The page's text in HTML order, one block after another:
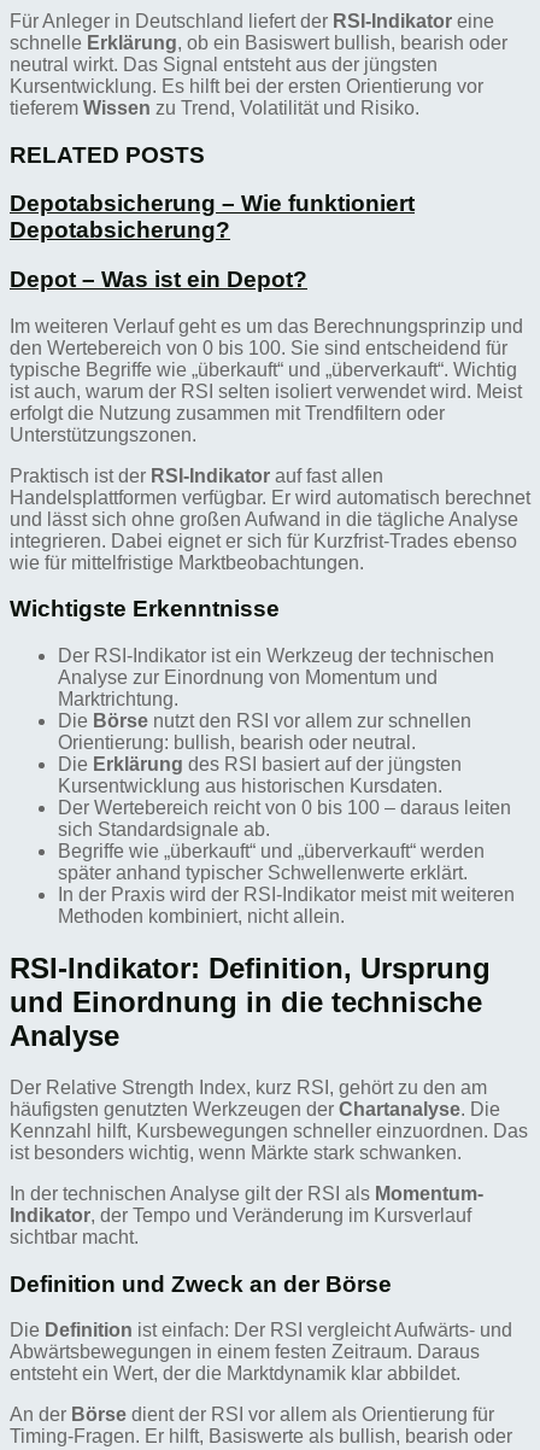
Für Anleger in Deutschland liefert der RSI-Indikator eine
schnelle Erklärung, ob ein Basiswert bullish, bearish oder
neutral wirkt. Das Signal entsteht aus der jüngsten
Kursentwicklung. Es hilft bei der ersten Orientierung vor
tieferem Wissen zu Trend, Volatilität und Risiko.
RELATED POSTS
Depotabsicherung – Wie funktioniert
Depotabsicherung?
Depot – Was ist ein Depot?
Im weiteren Verlauf geht es um das Berechnungsprinzip und
den Wertebereich von 0 bis 100. Sie sind entscheidend für
typische Begriffe wie „überkauft“ und „überverkauft“. Wichtig
ist auch, warum der RSI selten isoliert verwendet wird. Meist
erfolgt die Nutzung zusammen mit Trendfiltern oder
Unterstützungszonen.
Praktisch ist der RSI-Indikator auf fast allen
Handelsplattformen verfügbar. Er wird automatisch berechnet
und lässt sich ohne großen Aufwand in die tägliche Analyse
integrieren. Dabei eignet er sich für Kurzfrist-Trades ebenso
wie für mittelfristige Marktbeobachtungen.
Wichtigste Erkenntnisse
Der RSI-Indikator ist ein Werkzeug der technischen
Analyse zur Einordnung von Momentum und
Marktrichtung.
Die Börse nutzt den RSI vor allem zur schnellen
Orientierung: bullish, bearish oder neutral.
Die Erklärung des RSI basiert auf der jüngsten
Kursentwicklung aus historischen Kursdaten.
Der Wertebereich reicht von 0 bis 100 – daraus leiten
sich Standardsignale ab.
Begriffe wie „überkauft“ und „überverkauft“ werden
später anhand typischer Schwellenwerte erklärt.
In der Praxis wird der RSI-Indikator meist mit weiteren
Methoden kombiniert, nicht allein.
RSI-Indikator: Definition, Ursprung
und Einordnung in die technische
Analyse
Der Relative Strength Index, kurz RSI, gehört zu den am
häufigsten genutzten Werkzeugen der Chartanalyse. Die
Kennzahl hilft, Kursbewegungen schneller einzuordnen. Das
ist besonders wichtig, wenn Märkte stark schwanken.
In der technischen Analyse gilt der RSI als Momentum-
Indikator, der Tempo und Veränderung im Kursverlauf
sichtbar macht.
Definition und Zweck an der Börse
Die Definition ist einfach: Der RSI vergleicht Aufwärts- und
Abwärtsbewegungen in einem festen Zeitraum. Daraus
entsteht ein Wert, der die Marktdynamik klar abbildet.
An der Börse dient der RSI vor allem als Orientierung für
Timing-Fragen. Er hilft, Basiswerte als bullish, bearish oder